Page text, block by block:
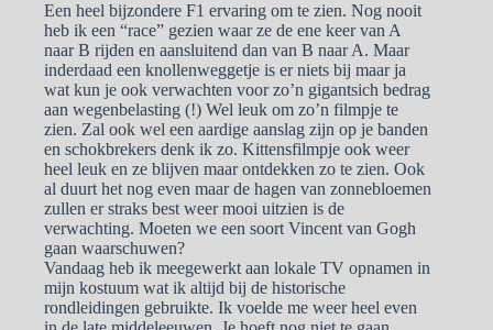
Een heel bijzondere F1 ervaring om te zien. Nog nooit
heb ik een “race” gezien waar ze de ene keer van A
naar B rijden en aansluitend dan van B naar A. Maar
inderdaad een knollenweggetje is er niets bij maar ja
wat kun je ook verwachten voor zo’n gigantsich bedrag
aan wegenbelasting (!) Wel leuk om zo’n filmpje te
zien. Zal ook wel een aardige aanslag zijn op je banden
en schokbrekers denk ik zo. Kittensfilmpje ook weer
heel leuk en ze blijven maar ontdekken zo te zien. Ook
al duurt het nog even maar de hagen van zonnebloemen
zullen er straks best weer mooi uitzien is de
verwachting. Moeten we een soort Vincent van Gogh
gaan waarschuwen?
Vandaag heb ik meegewerkt aan lokale TV opnamen in
mijn kostuum wat ik altijd bij de historische
rondleidingen gebruikte. Ik voelde me weer heel even